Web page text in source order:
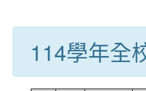
114學年全